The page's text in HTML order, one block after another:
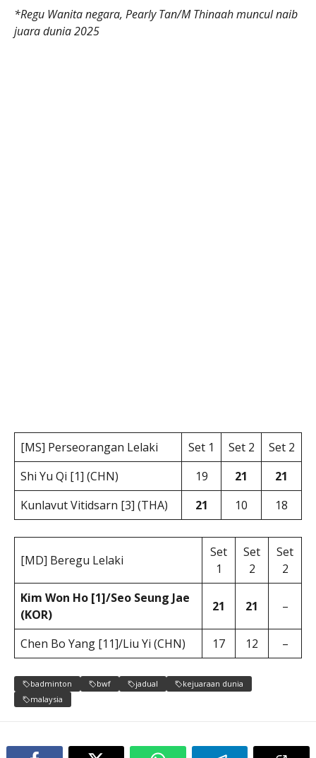
*Regu Wanita negara, Pearly Tan/M Thinaah muncul naib
juara dunia 2025
[MS] Perseorangan Lelaki Set 1 Set 2
Set 2
Shi Yu Qi [1] (CHN)
19 21
21
Kunlavut Vitidsarn [3] (THA)
21 10 18
[MD] Beregu Lelaki
Set
1
Set
2
Set
2
Kim Won Ho [1]/Seo Seung Jae
(KOR)
21 21 –
Chen Bo Yang [11]/Liu Yi (CHN) 17 12 –
badminton bwf jadual
kejuaraan dunia
malaysia